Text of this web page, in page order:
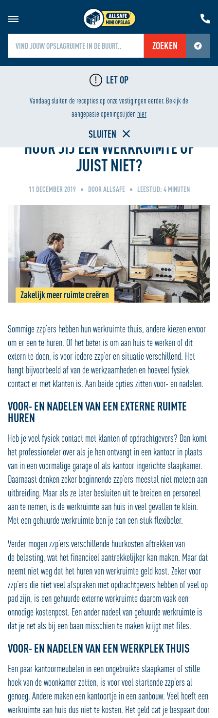
ZOEKEN
Jouw locatiediensten zijn uitgeschakeld.
Schakel jouw locatiediensten in om deze functie te gebruiken.
LET OP
Vandaag sluiten de recepties op onze vestigingen eerder. Bekijk de
aangepaste openingstijden hier
SLUITEN
Home
HUUR JIJ EEN WERKRUIMTE OF
JUIST NIET?
11 DECEMBER 2019 DOOR ALLSAFE LEESTIJD: 4 MINUTEN
Zakelijk meer ruimte creëren
Sommige zzp’ers hebben hun werkruimte thuis, andere kiezen ervoor
om er een te huren. Of het beter is om aan huis te werken of dit
extern te doen, is voor iedere zzp’er en situatie verschillend. Het
hangt bijvoorbeeld af van de werkzaamheden en hoeveel fysiek
contact er met klanten is. Aan beide opties zitten voor- en nadelen.
VOOR- EN NADELEN VAN EEN EXTERNE RUIMTE
HUREN
Heb je veel fysiek contact met klanten of opdrachtgevers? Dan komt
het professioneler over als je hen ontvangt in een kantoor in plaats
van in een voormalige garage of als kantoor ingerichte slaapkamer.
Daarnaast denken zeker beginnende zzp’ers meestal niet meteen aan
uitbreiding. Maar als ze later besluiten uit te breiden en personeel
aan te nemen, is de werkruimte aan huis in veel gevallen te klein.
Met een gehuurde werkruimte ben je dan een stuk flexibeler.
Verder mogen zzp’ers verschillende huurkosten aftrekken van
de belasting, wat het financieel aantrekkelijker kan maken. Maar dat
neemt niet weg dat het huren van werkruimte geld kost. Zeker voor
zzp’ers die niet veel afspraken met opdrachtgevers hebben of veel op
pad zijn, is een gehuurde externe werkruimte daarom vaak een
onnodige kostenpost. Een ander nadeel van gehuurde werkruimte is
dat je net als bij een baan misschien te maken krijgt met files.
VOOR- EN NADELEN VAN EEN WERKPLEK THUIS
Een paar kantoormeubelen in een ongebruikte slaapkamer of stille
hoek van de woonkamer zetten, is voor veel startende zzp’ers al
genoeg. Andere maken een kantoortje in een aanbouw. Veel hoeft een
werkruimte aan huis dus niet te kosten. Het geld dat je bespaart door